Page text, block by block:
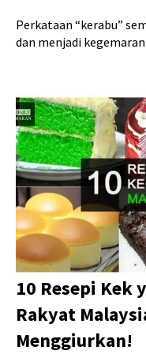
Perkataan “kerabu”
dan menjadi kegemaran
10 Resepi Kek
Rakyat
Menggiurkan!